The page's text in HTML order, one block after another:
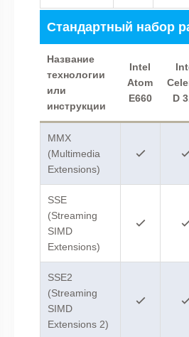
Стандартный набор
Название
технологии
или
инструкции
Intel
Atom
E660
D
MMX
(Multimedia
Extensions)
SSE
(Streaming
SIMD
Extensions)
SSE2
(Streaming
SIMD
Extensions 2)